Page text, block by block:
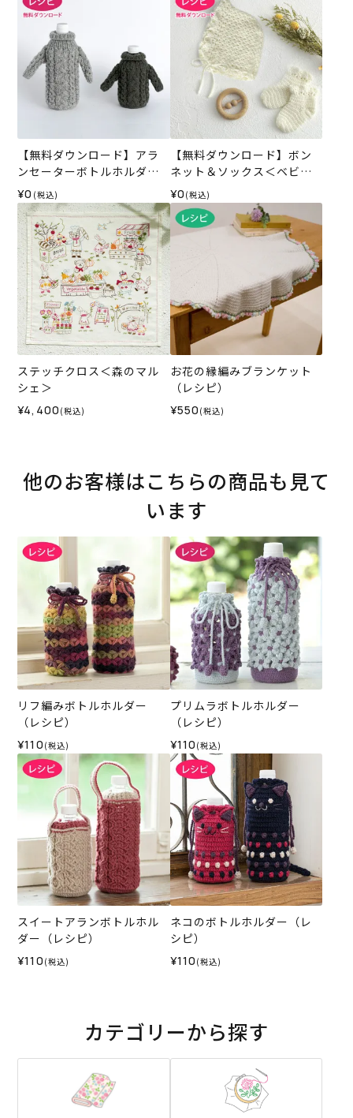
【無料ダウンロード】アラ
ンセーターボトルホルダー
（レシピ）
¥0 (税込)
【無料ダウンロード】ボン
ネット＆ソックス＜ベビー
パレット＞（レシピ）
¥0 (税込)
ステッチクロス＜森のマル
シェ＞
¥4,400 (税込)
お花の縁編みブランケット
（レシピ）
¥550 (税込)
他のお客様はこちらの商品も見て
います
リフ編みボトルホルダー
（レシピ）
¥110 (税込)
プリムラボトルホルダー
（レシピ）
¥110 (税込)
スイートアランボトルホル
ダー（レシピ）
¥110 (税込)
ネコのボトルホルダー（レ
シピ）
¥110 (税込)
カテゴリーから探す